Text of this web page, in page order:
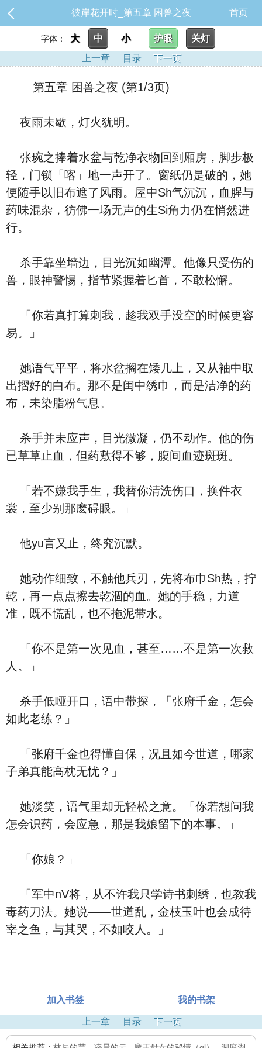
彼岸花开时_第五章 困兽之夜 首页
字体： 大 中 小 护眼
关灯
上一章
目录 下一页
第五章 困兽之夜 (第1/3页)
夜雨未歇，灯火犹明。
张琬之捧着水盆与乾净衣物回到厢房，脚步极
轻，门锁「喀」地一声开了。窗纸仍是破的，她
便随手以旧布遮了风雨。屋中Sh气沉沉，血腥与
药味混杂，彷佛一场无声的生Si角力仍在悄然进
行。
杀手靠坐墙边，目光沉如幽潭。他像只受伤的
兽，眼神警惕，指节紧握着匕首，不敢松懈。
「你若真打算刺我，趁我双手没空的时候更容
易。」
她语气平平，将水盆搁在矮几上，又从袖中取
出摺好的白布。那不是闺中绣巾，而是洁净的药
布，未染脂粉气息。
杀手并未应声，目光微凝，仍不动作。他的伤
已草草止血，但药敷得不够，腹间血迹斑斑。
「若不嫌我手生，我替你清洗伤口，换件衣
裳，至少别那麽碍眼。」
他yu言又止，终究沉默。
她动作细致，不触他兵刃，先将布巾Sh热，拧
乾，再一点点擦去乾涸的血。她的手稳，力道
准，既不慌乱，也不拖泥带水。
「你不是第一次见血，甚至……不是第一次救
人。」
杀手低哑开口，语中带探，「张府千金，怎会
如此老练？」
「张府千金也得懂自保，况且如今世道，哪家
子弟真能高枕无忧？」
她淡笑，语气里却无轻松之意。「你若想问我
怎会识药，会应急，那是我娘留下的本事。」
「你娘？」
「军中nV将，从不许我只学诗书刺绣，也教我
毒药刀法。她说——世道乱，金枝玉叶也会成待
宰之鱼，与其哭，不如咬人。」
加入书签 我的书架
上一章 目录 下一页